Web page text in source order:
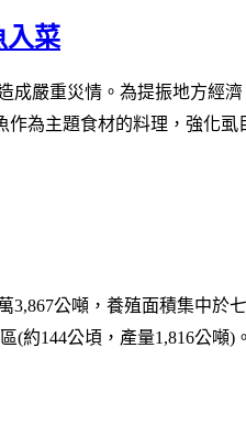
入菜
成嚴重災情。為提振地方經
為主題食材的料理，強化
3,867公噸，養殖面積集中於
(約144公頃，產量1,816公噸) 。